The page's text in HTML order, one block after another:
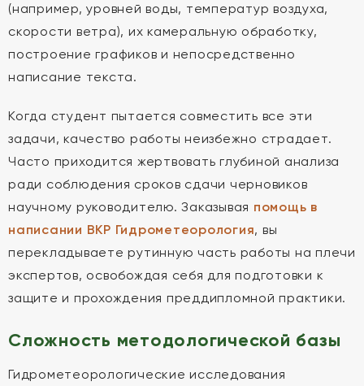
(например, уровней воды, температур воздуха,
скорости ветра), их камеральную обработку,
построение графиков и непосредственно
написание текста.
Когда студент пытается совместить все эти
задачи, качество работы неизбежно страдает.
Часто приходится жертвовать глубиной анализа
ради соблюдения сроков сдачи черновиков
научному руководителю. Заказывая помощь в
написании ВКР Гидрометеорология, вы
перекладываете рутинную часть работы на плечи
экспертов, освобождая себя для подготовки к
защите и прохождения преддипломной практики.
Сложность методологической базы
Гидрометеорологические исследования